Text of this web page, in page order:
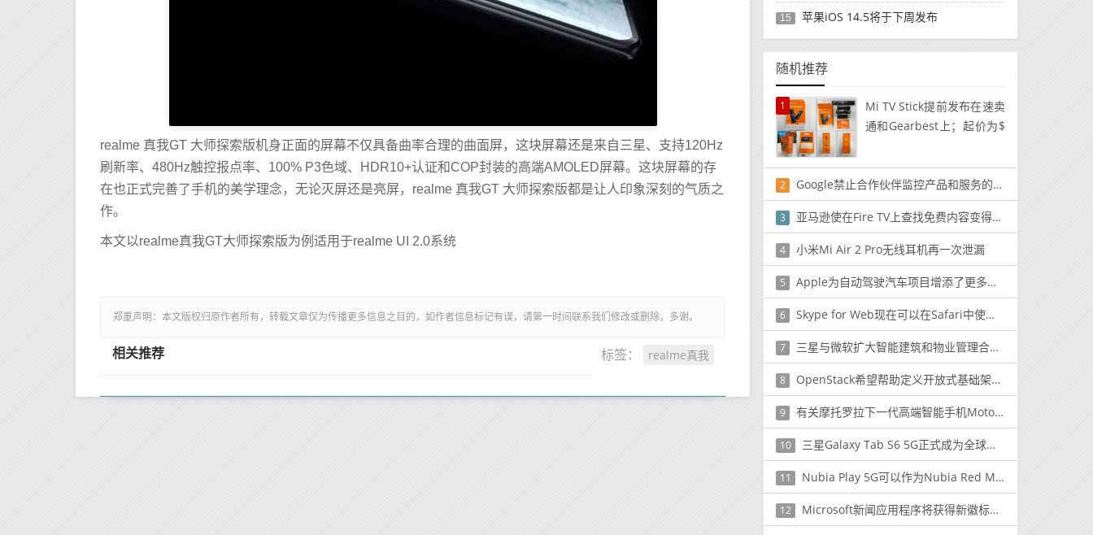
realme 真我GT 大师探索版机身正面的屏幕不仅具备曲率合理的曲面屏，这块屏幕还是来自三星、支持120Hz
刷新率、480Hz触控报点率、100% P3色域、HDR10+认证和COP封装的高端AMOLED屏幕。这块屏幕的存
在也正式完善了手机的美学理念，无论灭屏还是亮屏，realme 真我GT 大师探索版都是让人印象深刻的气质之
作。
本文以realme真我GT大师探索版为例适用于realme UI 2.0系统
郑重声明：本文版权归原作者所有，转载文章仅为传播更多信息之目的，如作者信息标记有误，请第一时间联系我们修改或删除，多谢。
标签： realme真我
相关推荐
15 苹果iOS 14.5将于下周发布
随机推荐
1
Mi TV Stick提前发布在速卖
通和Gearbest上；起价为$
2 Google禁止合作伙伴监控产品和服务的广告
3 亚马逊使在Fire TV上查找免费内容变得更加容易
4 小米Mi Air 2 Pro无线耳机再一次泄漏
5 Apple为自动驾驶汽车项目增添了更多动力
6 Skype for Web现在可以在Safari中使用，仍不支持Firefox
7 三星与微软扩大智能建筑和物业管理合作伙伴关系
8 OpenStack希望帮助定义开放式基础架构的未来
9 有关摩托罗拉下一代高端智能手机Moto G100的细节
10 三星Galaxy Tab S6 5G正式成为全球首款5G平板电脑 于今日开始发售
11 Nubia Play 5G可以作为Nubia Red Magic 5G Lite在全球市场推出
12 Microsoft新闻应用程序将获得新徽标以及COVID-19新闻